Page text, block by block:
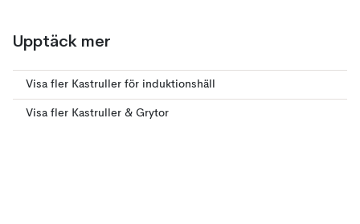
Upptäck mer
Visa fler Kastruller för induktionshäll
Visa fler Kastruller & Grytor